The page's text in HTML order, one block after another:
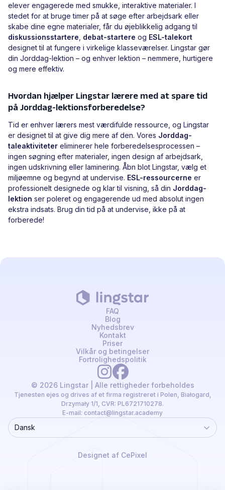
elever engagerede med smukke, interaktive materialer. I
stedet for at bruge timer på at søge efter arbejdsark eller
skabe dine egne materialer, får du øjeblikkelig adgang til
diskussionsstartere, debat-startere og ESL-talekort
designet til at fungere i virkelige klasseværelser. Lingstar gør
din Jorddag-lektion – og enhver lektion – nemmere, hurtigere
og mere effektiv.
Hvordan hjælper Lingstar lærere med at spare tid
på Jorddag-lektionsforberedelse?
Tid er enhver lærers mest værdifulde ressource, og Lingstar
er designet til at give dig mere af den. Vores Jorddag-
taleaktiviteter eliminerer hele forberedelsesprocessen –
ingen søgning efter materialer, ingen design af arbejdsark,
ingen udskrivning eller laminering. Åbn blot Lingstar, vælg et
miljøemne og begynd at undervise. ESL-ressourcerne er
professionelt designede og klar til visning, så din Jorddag-
lektion ser poleret og engagerende ud med absolut ingen
ekstra indsats. Brug din tid på at undervise, ikke på at
forberede!
© 2026 Lingstar | Alle rettigheder forbeholdes
Tjenesten ejes og drives af et firma registreret i Polen, Białogard,
Drzymały 1/1, CVR: PL6721710278.
E-mail: contact@lingstar.academy
FAQ
Blog
Nyhedsbrev
Kontakt
Priser
Vilkår og betingelser
Fortrolighedspolitik
Language
Dansk
Designet af CePixel